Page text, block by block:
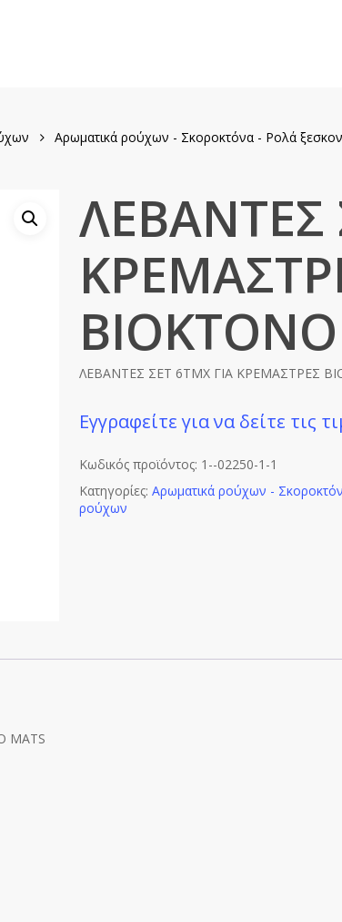
Αρωματικά ρούχων - Σκοροκτόνα - Ρολά
ΛΕΒΑΝΤΕΣ
ΒΙΟΚΤΟΝΟ
ΛΕΒΑΝΤΕΣ ΣΕΤ 6ΤΜΧ ΓΙΑ ΚΡΕΜΑΣΤΡΕΣ
Εγγραφείτε για να δείτε τις
Κωδικός προϊόντος: 1--02250-1-1
Κατηγορίες: Αρωματικά ρούχων -
ρούχων
MATS